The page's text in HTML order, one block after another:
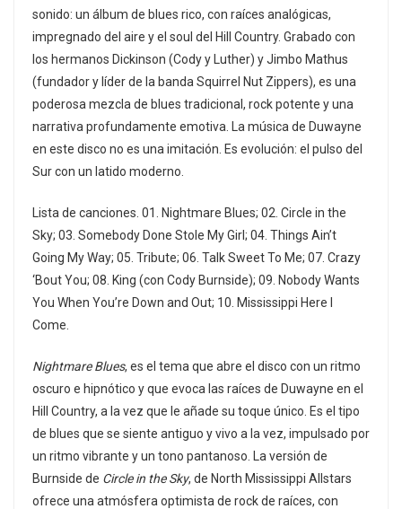
sonido: un álbum de blues rico, con raíces analógicas,
impregnado del aire y el soul del Hill Country. Grabado con
los hermanos Dickinson (Cody y Luther) y Jimbo Mathus
(fundador y líder de la banda Squirrel Nut Zippers), es una
poderosa mezcla de blues tradicional, rock potente y una
narrativa profundamente emotiva. La música de Duwayne
en este disco no es una imitación. Es evolución: el pulso del
Sur con un latido moderno.
Lista de canciones. 01. Nightmare Blues; 02. Circle in the
Sky; 03. Somebody Done Stole My Girl; 04. Things Ain’t
Going My Way; 05. Tribute; 06. Talk Sweet To Me; 07. Crazy
‘Bout You; 08. King (con Cody Burnside); 09. Nobody Wants
You When You’re Down and Out; 10. Mississippi Here I
Come.
Nightmare Blues, es el tema que abre el disco con un ritmo
oscuro e hipnótico y que evoca las raíces de Duwayne en el
Hill Country, a la vez que le añade su toque único. Es el tipo
de blues que se siente antiguo y vivo a la vez, impulsado por
un ritmo vibrante y un tono pantanoso. La versión de
Burnside de Circle in the Sky, de North Mississippi Allstars
ofrece una atmósfera optimista de rock de raíces, con